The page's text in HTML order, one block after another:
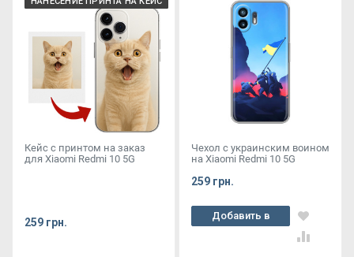
Кейс с принтом на заказ
для Xiaomi Redmi 10 5G
259 грн.
Чехол с украинским воином
на Xiaomi Redmi 10 5G
259 грн.
Добавить в
корзину